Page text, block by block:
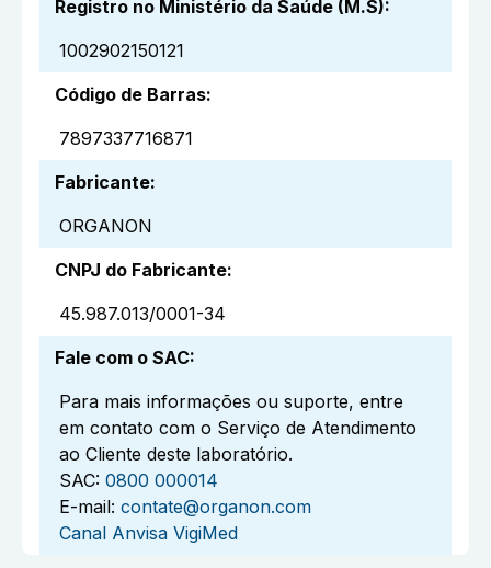
Registro no Ministério da Saúde (M.S):
1002902150121
Código de Barras:
7897337716871
Fabricante:
ORGANON
CNPJ do Fabricante:
45.987.013/0001-34
Fale com o SAC:
Para mais informações ou suporte, entre
em contato com o Serviço de Atendimento
ao Cliente deste laboratório.
SAC: 0800 000014
E-mail: contate@organon.com
Canal Anvisa VigiMed